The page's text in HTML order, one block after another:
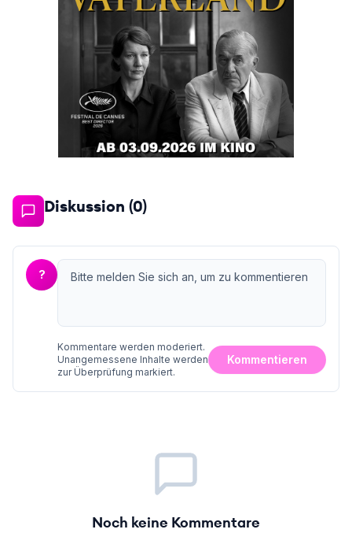
Diskussion (0)
?
Kommentare werden moderiert.
Unangemessene Inhalte werden
zur Überprüfung markiert.
Kommentieren
Noch keine Kommentare